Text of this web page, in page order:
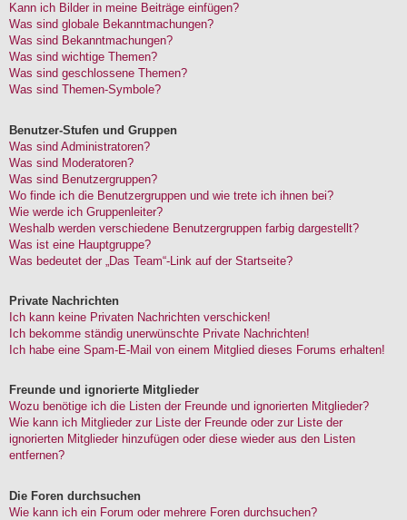
Kann ich Bilder in meine Beiträge einfügen?
Was sind globale Bekanntmachungen?
Was sind Bekanntmachungen?
Was sind wichtige Themen?
Was sind geschlossene Themen?
Was sind Themen-Symbole?
Benutzer-Stufen und Gruppen
Was sind Administratoren?
Was sind Moderatoren?
Was sind Benutzergruppen?
Wo finde ich die Benutzergruppen und wie trete ich ihnen bei?
Wie werde ich Gruppenleiter?
Weshalb werden verschiedene Benutzergruppen farbig dargestellt?
Was ist eine Hauptgruppe?
Was bedeutet der „Das Team“-Link auf der Startseite?
Private Nachrichten
Ich kann keine Privaten Nachrichten verschicken!
Ich bekomme ständig unerwünschte Private Nachrichten!
Ich habe eine Spam-E-Mail von einem Mitglied dieses Forums erhalten!
Freunde und ignorierte Mitglieder
Wozu benötige ich die Listen der Freunde und ignorierten Mitglieder?
Wie kann ich Mitglieder zur Liste der Freunde oder zur Liste der
ignorierten Mitglieder hinzufügen oder diese wieder aus den Listen
entfernen?
Die Foren durchsuchen
Wie kann ich ein Forum oder mehrere Foren durchsuchen?